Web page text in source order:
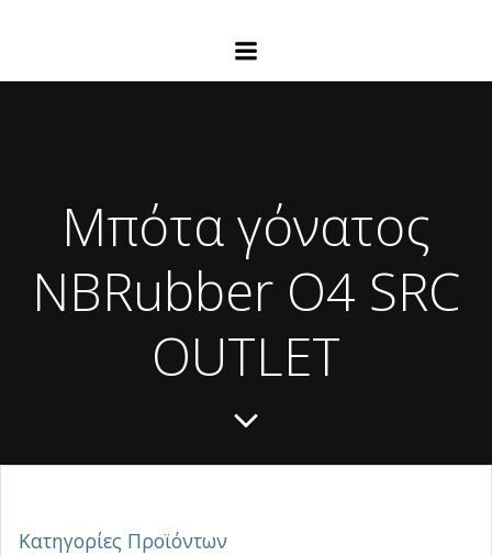
Μπότα γόνατος
NBRubber Ο4 SRC
OUTLET
Κατηγορίες Προϊόντων